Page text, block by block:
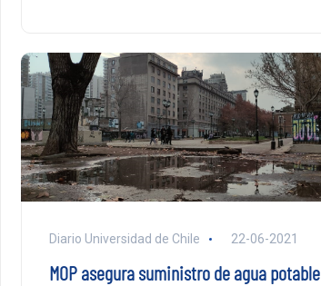
Diario Universidad de Chile 22-06-2021
MOP asegura suministro de agua potable